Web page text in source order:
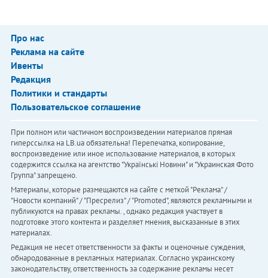
Про нас
Реклама на сайте
Ивенты
Редакция
Политики и стандарты
Пользовательское соглашение
При полном или частичном воспроизведении материалов прямая
гиперссылка на LB.ua обязательна! Перепечатка, копирование,
воспроизведение или иное использование материалов, в которых
содержится ссылка на агентство "Українськi Новини" и "Украинская Фото
Группа" запрещено.
Материалы, которые размещаются на сайте с меткой "Реклама" /
"Новости компаний" / "Пресрелиз" / "Promoted", являются рекламными и
публикуются на правах рекламы. , однако редакция участвует в
подготовке этого контента и разделяет мнения, высказанные в этих
материалах.
Редакция не несет ответственности за факты и оценочные суждения,
обнародованные в рекламных материалах. Согласно украинскому
законодательству, ответственность за содержание рекламы несет